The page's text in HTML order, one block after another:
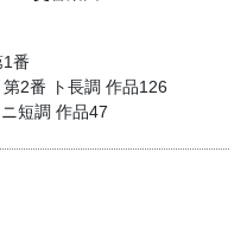
番
2番 ト長調 作品126
短調 作品47